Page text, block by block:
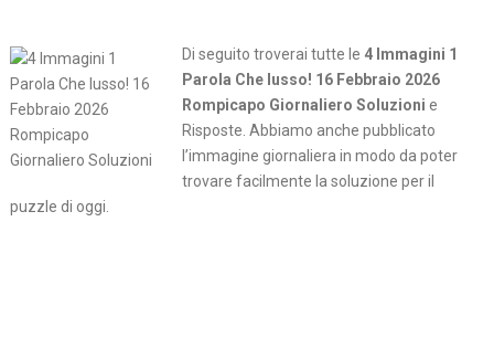
Di seguito troverai tutte le 4 Immagini 1
Parola Che lusso! 16 Febbraio 2026
Rompicapo Giornaliero Soluzioni e
Risposte. Abbiamo anche pubblicato
l’immagine giornaliera in modo da poter
trovare facilmente la soluzione per il
puzzle di oggi.